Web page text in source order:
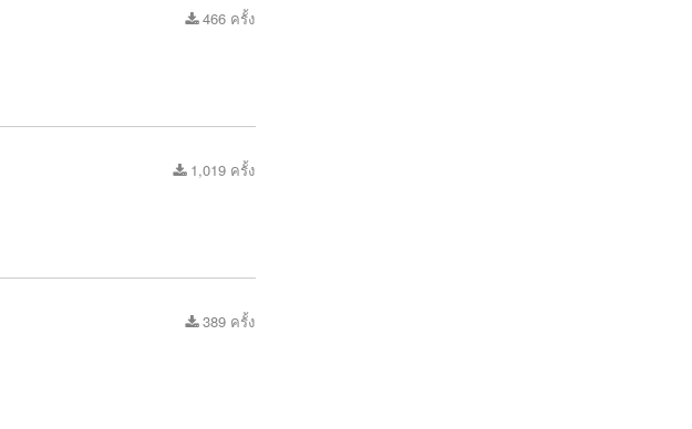
466 ครั้ง
1,019 ครั้ง
389 ครั้ง